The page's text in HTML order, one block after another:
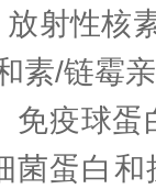
射性核
素/链霉
免疫球
菌蛋白